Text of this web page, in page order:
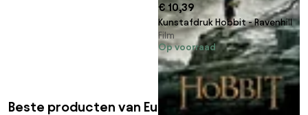
€ 10,39
Kunstafdruk Hobbit - Ravenhill
Film
Op voorraad
Beste producten van Europosters.nl